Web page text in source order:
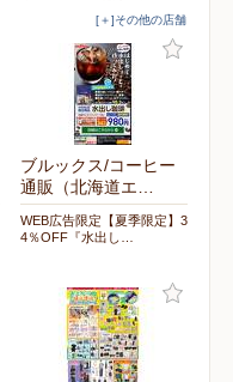
[＋]その他の店舗
ブルックス/コーヒー
通販（北海道エ…
WEB広告限定【夏季限定】3
4％OFF『水出し…